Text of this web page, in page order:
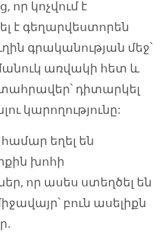
որ կոչվում է
է գեղարվեստորեն
գրականության մեջ՝
առվակի հետ և
դիտարկել
կարողությունը:
եղել են
խոհի
որ ասես ստեղծել են
բուն ասելիքն